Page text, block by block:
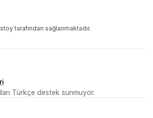
tarafından sağlanmaktadır.
Türkçe destek sunmuyor.